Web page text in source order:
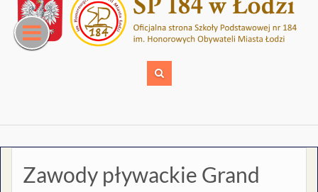
content
Zawody pływackie Grand